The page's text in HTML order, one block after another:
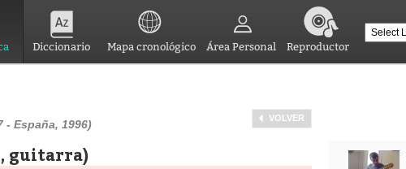
Diccionario Mapa cronológico Área Personal Reproductor
VOLVER
- España, 1996)
guitarra)